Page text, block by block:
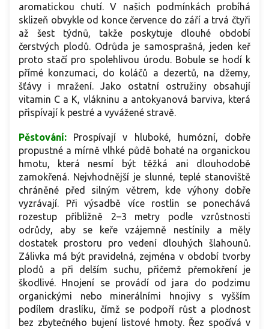
aromatickou chutí. V našich podmínkách probíhá
sklizeň obvykle od konce července do září a trvá čtyři
až šest týdnů, takže poskytuje dlouhé období
čerstvých plodů. Odrůda je samosprašná, jeden keř
proto stačí pro spolehlivou úrodu. Bobule se hodí k
přímé konzumaci, do koláčů a dezertů, na džemy,
šťávy i mražení. Jako ostatní ostružiny obsahují
vitamin C a K, vlákninu a antokyanová barviva, která
přispívají k pestré a vyvážené stravě.
Pěstování:
Prospívají v hluboké, humózní, dobře
propustné a mírně vlhké půdě bohaté na organickou
hmotu, která nesmí být těžká ani dlouhodobě
zamokřená. Nejvhodnější je slunné, teplé stanoviště
chráněné před silným větrem, kde výhony dobře
vyzrávají. Při výsadbě více rostlin se ponechává
rozestup přibližně 2–3 metry podle vzrůstnosti
odrůdy, aby se keře vzájemně nestínily a měly
dostatek prostoru pro vedení dlouhých šlahounů.
Zálivka má být pravidelná, zejména v období tvorby
plodů a při delším suchu, přičemž přemokření je
škodlivé. Hnojení se provádí od jara do podzimu
organickými nebo minerálními hnojivy s vyšším
podílem draslíku, čímž se podpoří růst a plodnost
bez zbytečného bujení listové hmoty. Řez spočívá v